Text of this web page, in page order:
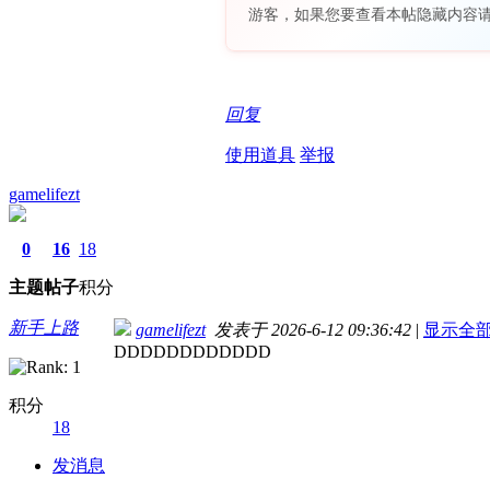
游客，如果您要查看本帖隐藏内容
回复
使用道具 举报
gamelifezt
0
主题
16
帖子
18
积分
新手上路
积分
18
发消息
gamelifezt发表于 2026-6-12 09:36:42 | 显示全
DDDDDDDDDDDD